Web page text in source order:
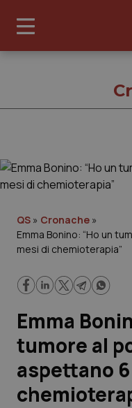
Governo e
Regioni e Asl
Lavoro e Professioni
Scienza e Farmaci
Studi e Analisi
QS » Cronache »
Emma Bonino: “Ho un
mesi di chemioterapia”
Emma
tumore al
aspettano